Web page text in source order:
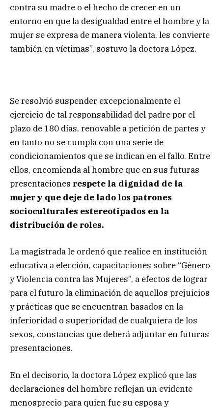
contra su madre o el hecho de crecer en un
entorno en que la desigualdad entre el hombre y la
mujer se expresa de manera violenta, les convierte
también en víctimas”, sostuvo la doctora López.
Se resolvió suspender excepcionalmente el
ejercicio de tal responsabilidad del padre por el
plazo de 180 días, renovable a petición de partes y
en tanto no se cumpla con una serie de
condicionamientos que se indican en el fallo. Entre
ellos, encomienda al hombre que en sus futuras
presentaciones respete la dignidad de la
mujer y que deje de lado los patrones
socioculturales estereotipados en la
distribución de roles.
La magistrada le ordenó que realice en institución
educativa a elección, capacitaciones sobre “Género
y Violencia contra las Mujeres”, a efectos de lograr
para el futuro la eliminación de aquellos prejuicios
y prácticas que se encuentran basados en la
inferioridad o superioridad de cualquiera de los
sexos, constancias que deberá adjuntar en futuras
presentaciones.
En el decisorio, la doctora López explicó que las
declaraciones del hombre reflejan un evidente
menosprecio para quien fue su esposa y